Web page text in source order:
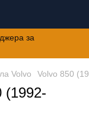
за
Volvo Volvo 850
(1992-